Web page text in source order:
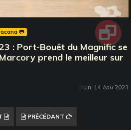
🥅
: Port-Bouët du Magnific se
prend le meilleur sur
Lun, 14 Aou 2023
PRÉCÉDANT